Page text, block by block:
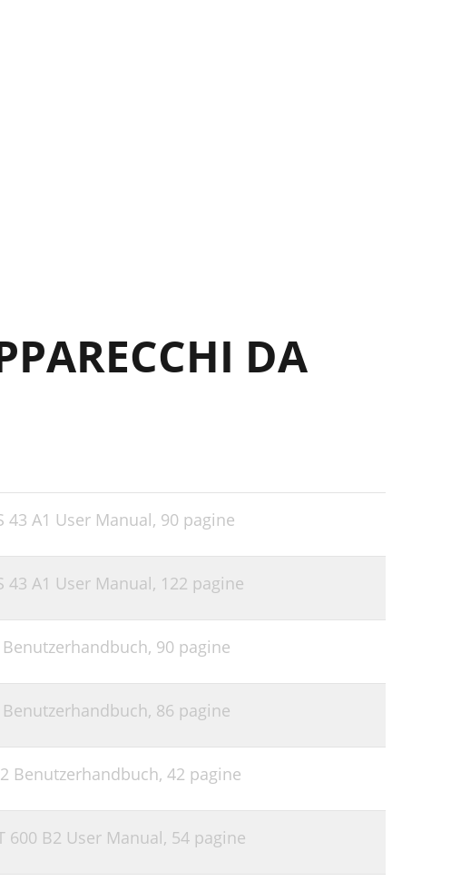
DA
43 A1 User Manual, 90 pagine
43 A1 User Manual, 122 pagine
Benutzerhandbuch, 90 pagine
Benutzerhandbuch, 86 pagine
Benutzerhandbuch, 42 pagine
600 B2 User Manual, 54 pagine